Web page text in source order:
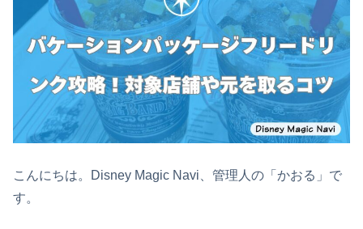
こんにちは。Disney Magic Navi、管理人の「かおる」で
す。